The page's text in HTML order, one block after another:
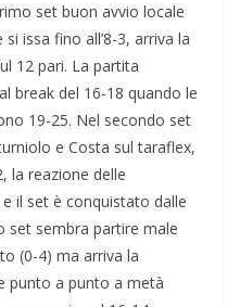
set buon avvio locale
issa fino all’8-3, arriva la
12 pari. La partita
break del 16-18 quando le
19-25. Nel secondo set
e Costa sul taraflex,
la reazione delle
il set è conquistato dalle
set sembra partire male
(0-4) ma arriva la
punto a punto a metà